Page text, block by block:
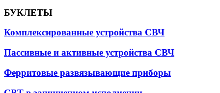
БУКЛЕТЫ
Комплексированные устройства СВЧ
Пассивные и активные устройства СВЧ
Ферритовые развязывающие приборы